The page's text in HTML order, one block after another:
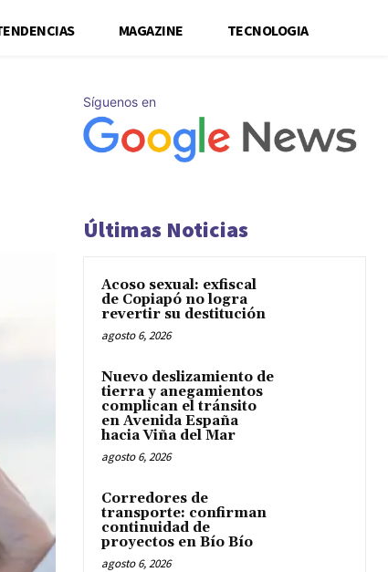
MAGAZINE TECNOLOGIA
Síguenos en
Últimas Noticias
Acoso sexual: exfiscal
de Copiapó no logra
revertir su destitución
agosto 6, 2026
Nuevo deslizamiento de
tierra y anegamientos
complican el tránsito
en Avenida España
hacia Viña del Mar
agosto 6, 2026
Corredores de
transporte: confirman
continuidad de
proyectos en Bío Bío
agosto 6, 2026